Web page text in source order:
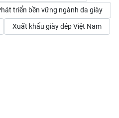
triển bền vững ngành da giày
Xuất khẩu giày dép Việt Nam